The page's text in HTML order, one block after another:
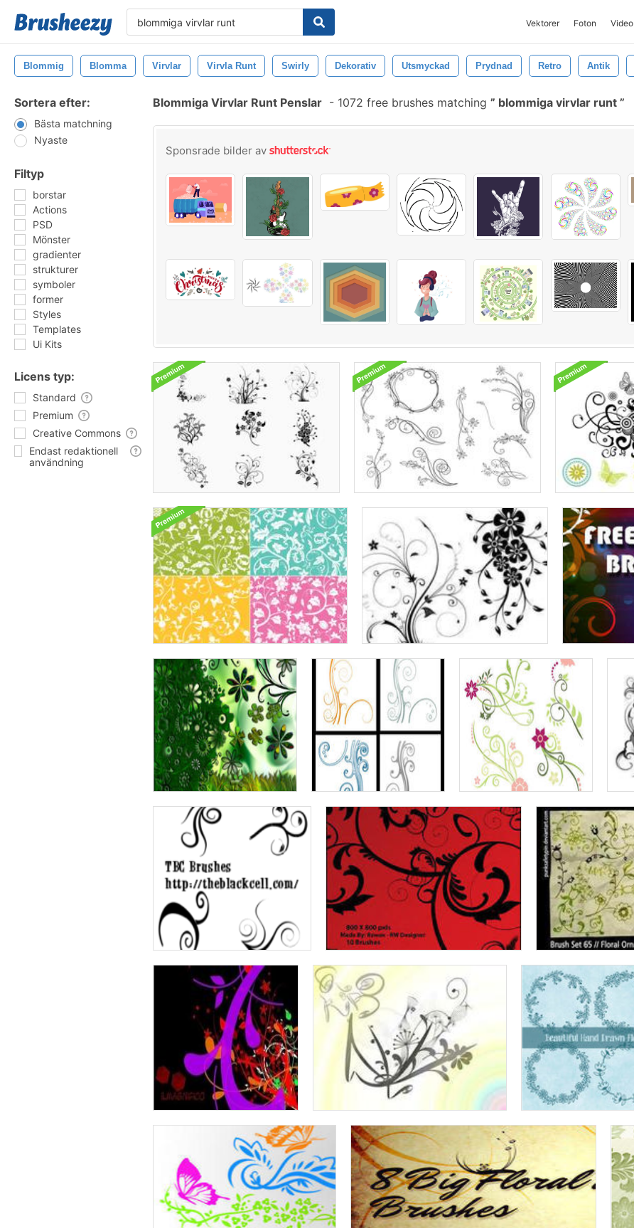
Vektorer Foton Video
Blommig Blomma Virvlar Virvla Runt Swirly Dekorativ Utsmyckad Prydnad Retro Antik
Sortera efter:
Bästa matchning
Nyaste
Filtyp
borstar
Actions
PSD
Mönster
gradienter
strukturer
symboler
former
Styles
Templates
Ui Kits
Licens typ:
Standard
Premium
Creative Commons
Endast redaktionell
användning
Blommiga Virvlar Runt Penslar - 1072 free brushes matching blommiga virvlar runt
Sponsrade bilder av